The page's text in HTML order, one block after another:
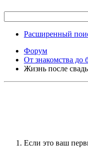
Расширенный
Форум
От знакомства до
Жизнь после
Если это ваш